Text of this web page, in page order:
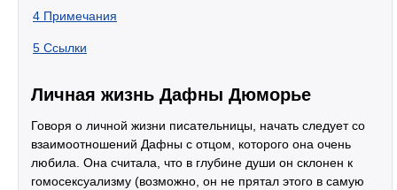
4 Примечания
5 Ссылки
Личная жизнь Дафны Дюморье
Говоря о личной жизни писательницы, начать следует со
взаимоотношений Дафны с отцом, которого она очень
любила. Она считала, что в глубине души он склонен к
гомосексуализму (возможно, он не прятал этого в самую